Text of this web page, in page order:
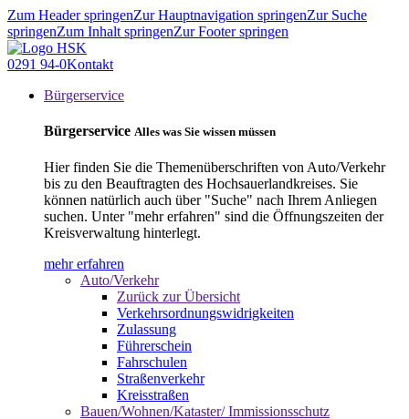
Zum Header springenZur Hauptnavigation springenZur Suche
springenZum Inhalt springenZur Footer springen
0291 94-0Kontakt
Bürgerservice
Bürgerservice Alles was Sie wissen müssen
Hier finden Sie die Themenüberschriften von Auto/Verkehr
bis zu den Beauftragten des Hochsauerlandkreises. Sie
können natürlich auch über "Suche" nach Ihrem Anliegen
suchen. Unter "mehr erfahren" sind die Öffnungszeiten der
Kreisverwaltung hinterlegt.
mehr erfahren
Auto/Verkehr
Zurück zur Übersicht
Verkehrsordnungswidrigkeiten
Zulassung
Führerschein
Fahrschulen
Straßenverkehr
Kreisstraßen
Bauen/Wohnen/Kataster/ Immissionsschutz